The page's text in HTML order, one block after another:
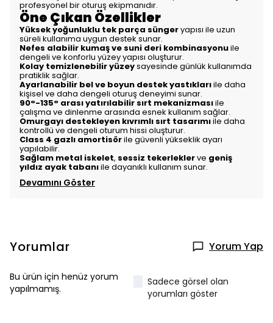
profesyonel bir oturuş ekipmanıdır.
Öne Çıkan Özellikler
Yüksek yoğunluklu tek parça süngeryapısı ile uzun
süreli kullanıma uygun destek sunar.
Nefes alabilir kumaş ve suni deri kombinasyonuile
dengeli ve konforlu yüzey yapısı oluşturur.
Kolay temizlenebilir yüzeysayesinde günlük kullanımda
pratiklik sağlar.
Ayarlanabilir bel ve boyun destek yastıklarıile daha
kişisel ve daha dengeli oturuş deneyimi sunar.
90°-135° arası yatırılabilir sırt mekanizmasıile
çalışma ve dinlenme arasında esnek kullanım sağlar.
Omurgayı destekleyen kıvrımlı sırt tasarımıile daha
kontrollü ve dengeli oturum hissi oluşturur.
Class 4 gazlı amortisörile güvenli yükseklik ayarı
yapılabilir.
Sağlam metal iskelet, sessiz tekerleklerve geniş
yıldız ayak tabanıile dayanıklı kullanım sunar.
Devamını Göster
Yorumlar Yorum Yap
Bu ürün için henüz yorum
yapılmamış.
Sadece görsel olan
yorumları göster